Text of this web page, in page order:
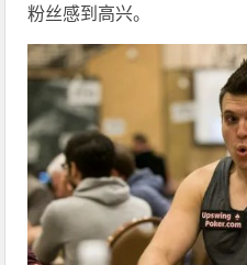
粉丝感到高兴。